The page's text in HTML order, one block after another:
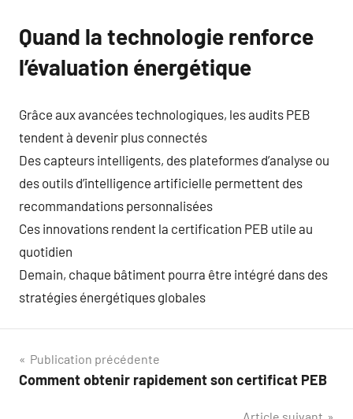
Quand la technologie renforce
l’évaluation énergétique
Grâce aux avancées technologiques, les audits PEB
tendent à devenir plus connectés
Des capteurs intelligents, des plateformes d’analyse ou
des outils d’intelligence artificielle permettent des
recommandations personnalisées
Ces innovations rendent la certification PEB utile au
quotidien
Demain, chaque bâtiment pourra être intégré dans des
stratégies énergétiques globales
Navigation
de
Publication précédente
Comment obtenir rapidement son certificat PEB